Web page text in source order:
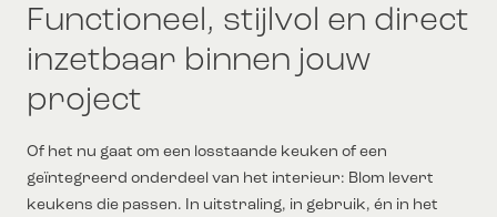
Functioneel, stijlvol en direct
inzetbaar binnen jouw
project
Of het nu gaat om een losstaande keuken of een
geïntegreerd onderdeel van het interieur: Blom levert
keukens die passen. In uitstraling, in gebruik, én in het